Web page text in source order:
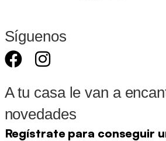
Síguenos
A tu casa le van a
novedades
Regístrate para conseguir